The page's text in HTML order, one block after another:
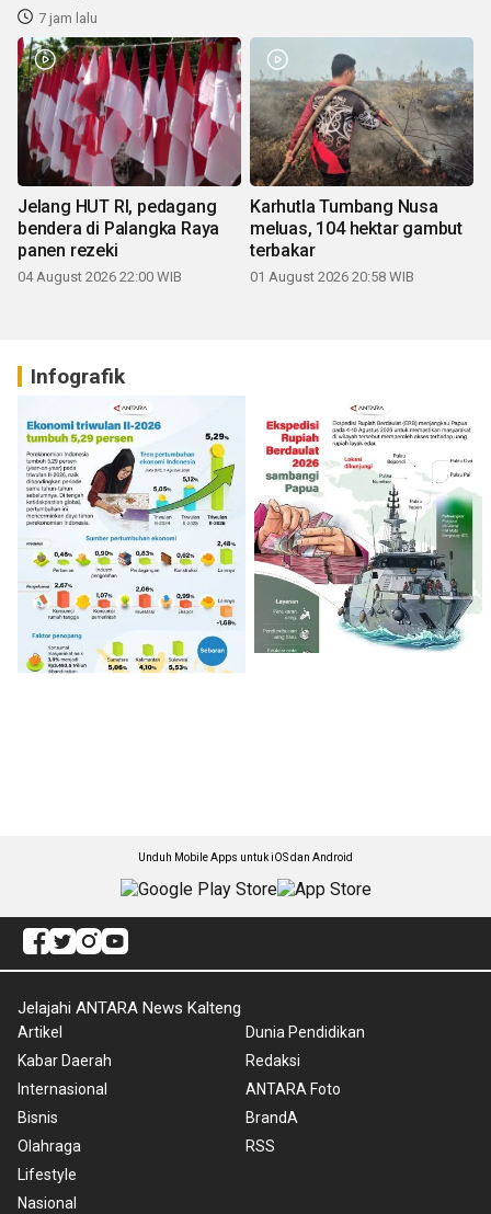
7 jam lalu
Jelang HUT RI, pedagang
bendera di Palangka Raya
panen rezeki
04 August 2026 22:00 WIB
Karhutla Tumbang Nusa
meluas, 104 hektar gambut
terbakar
01 August 2026 20:58 WIB
Infografik
Unduh Mobile Apps untuk iOS dan Android
Jelajahi ANTARA News Kalteng
Artikel
Kabar Daerah
Internasional
Bisnis
Olahraga
Lifestyle
Nasional
Dunia Pendidikan
Redaksi
ANTARA Foto
BrandA
RSS